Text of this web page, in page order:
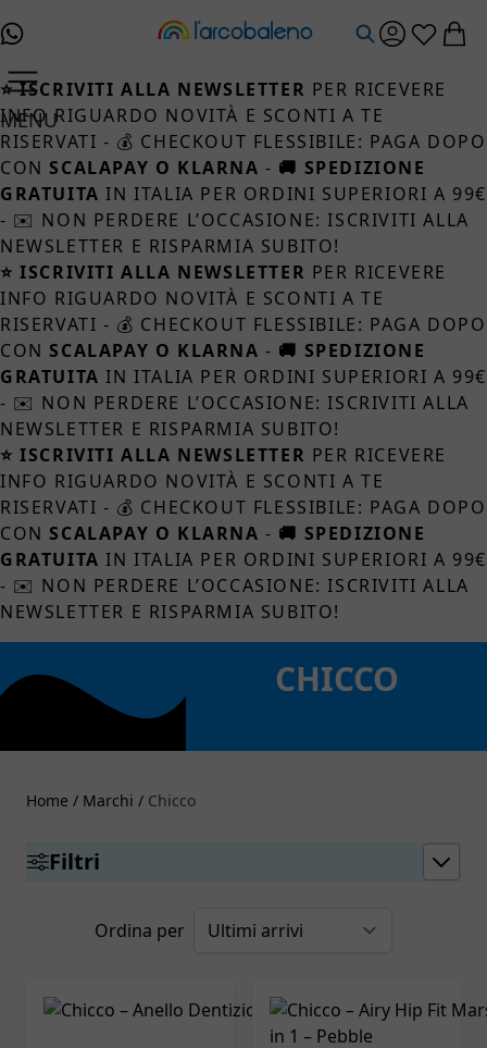
MENU
⭐ ISCRIVITI ALLA NEWSLETTER PER RICEVERE
INFO RIGUARDO NOVITÀ E SCONTI A TE
RISERVATI - 💰 CHECKOUT FLESSIBILE: PAGA DOPO
CON SCALAPAY O KLARNA - 🚚 SPEDIZIONE
GRATUITA IN ITALIA PER ORDINI SUPERIORI A 99€
- ✉️ NON PERDERE L’OCCASIONE: ISCRIVITI ALLA
NEWSLETTER E RISPARMIA SUBITO!
⭐ ISCRIVITI ALLA NEWSLETTER PER RICEVERE
INFO RIGUARDO NOVITÀ E SCONTI A TE
RISERVATI - 💰 CHECKOUT FLESSIBILE: PAGA DOPO
CON SCALAPAY O KLARNA - 🚚 SPEDIZIONE
GRATUITA IN ITALIA PER ORDINI SUPERIORI A 99€
- ✉️ NON PERDERE L’OCCASIONE: ISCRIVITI ALLA
NEWSLETTER E RISPARMIA SUBITO!
⭐ ISCRIVITI ALLA NEWSLETTER PER RICEVERE
INFO RIGUARDO NOVITÀ E SCONTI A TE
RISERVATI - 💰 CHECKOUT FLESSIBILE: PAGA DOPO
CON SCALAPAY O KLARNA - 🚚 SPEDIZIONE
GRATUITA IN ITALIA PER ORDINI SUPERIORI A 99€
- ✉️ NON PERDERE L’OCCASIONE: ISCRIVITI ALLA
NEWSLETTER E RISPARMIA SUBITO!
CHICCO
Home / Marchi / Chicco
Filtri
Ordina per